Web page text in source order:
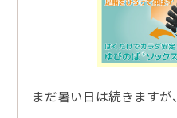
まだ暑い日は続きますが、